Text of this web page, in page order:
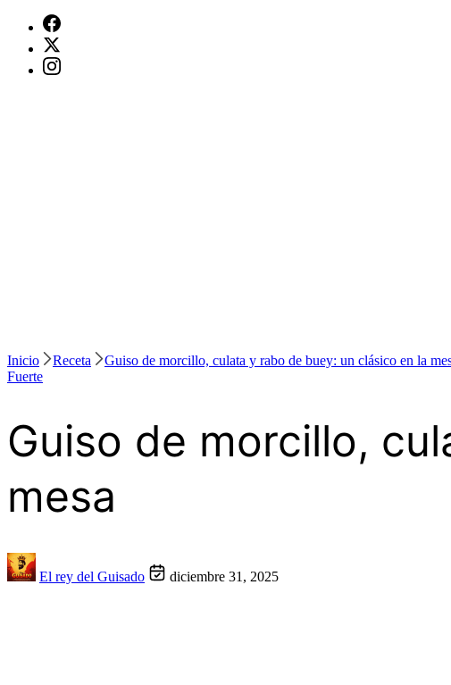
Inicio Receta
Guiso de morcillo, culata y rabo de buey: un clásico en la
Fuerte
Guiso de morcillo,
mesa
El rey del Guisado diciembre 31, 2025